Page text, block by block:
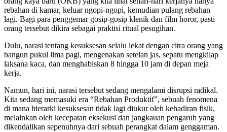
rebahan di kamar, keluar ngopi-ngopi, kemudian pulang rebahan
lagi. Bagi para penggemar gosip-gosip klenik dan film horor, pasti
orang tersebut dikira sebagai praktisi ritual pesugihan.
​Dulu, narasi tentang kesuksesan selalu lekat dengan citra orang yang
bangun pukul lima pagi, mengenakan setelan jas, sepatu mengkilap
laksana kaca, dan menghabiskan 8 hingga 10 jam di depan meja
kerja.
Namun, hari ini, narasi tersebut sedang mengalami disrupsi radikal.
​Kita sedang memasuki era “Rebahan Produktif”, sebuah fenomena
di mana hierarki kesuksesan tidak lagi diukur oleh kehadiran fisik,
melainkan oleh kecepatan eksekusi dan jangkauan pengaruh yang
dikendalikan sepenuhnya dari sebuah perangkat dalam genggaman.